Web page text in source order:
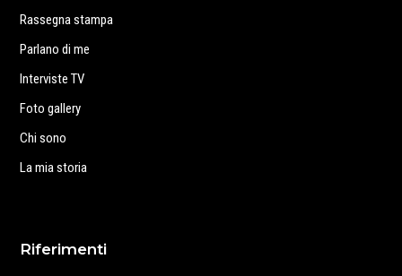
Rassegna stampa
Parlano di me
Interviste TV
Foto gallery
Chi sono
La mia storia
Riferimenti